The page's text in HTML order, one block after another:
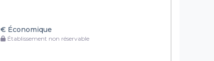
€Économique
Établissement non réservable